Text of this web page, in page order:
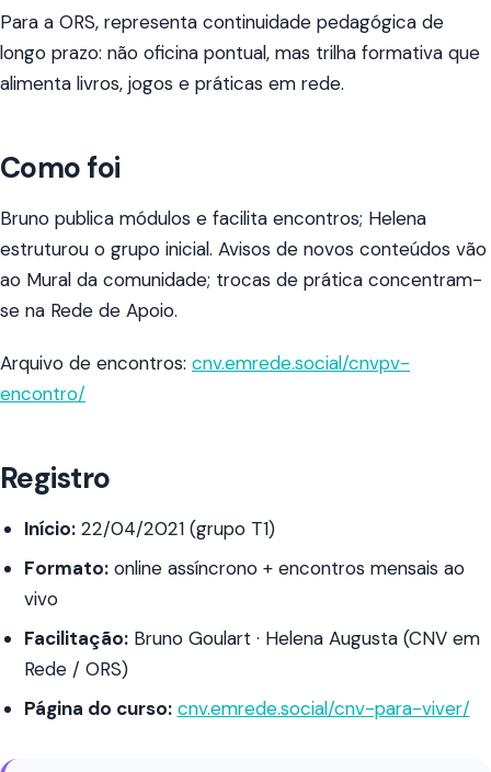
Para a ORS, representa continuidade pedagógica de
longo prazo: não oficina pontual, mas trilha formativa que
alimenta livros, jogos e práticas em rede.
Como foi
Bruno publica módulos e facilita encontros; Helena
estruturou o grupo inicial. Avisos de novos conteúdos vão
ao Mural da comunidade; trocas de prática concentram-
se na Rede de Apoio.
Arquivo de encontros: cnv.emrede.social/cnvpv-
encontro/
Registro
Início:22/04/2021 (grupo T1)
Formato:online assíncrono + encontros mensais ao
vivo
Facilitação:Bruno Goulart · Helena Augusta (CNV em
Rede / ORS)
Página do curso: cnv.emrede.social/cnv-para-viver/